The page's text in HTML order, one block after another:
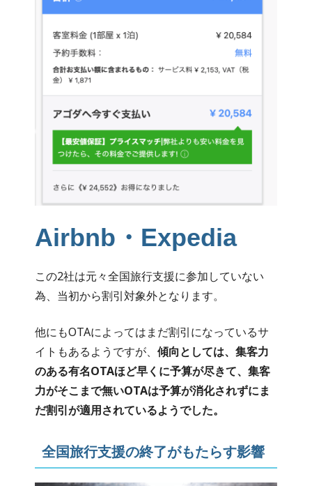
Airbnb・Expedia
この2社は元々全国旅行支援に参加していない
為、当初から割引対象外となります。
他にもOTAによってはまだ割引になっているサ
イトもあるようですが、 傾向としては、集客力
のある有名OTAほど早くに予算が尽きて、集客
力がそこまで無いOTAは予算が消化されずにま
だ割引が適用されているようでした。
全国旅行支援の終了がもたらす影響